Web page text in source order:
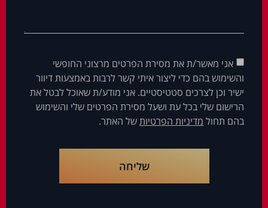
אני מאשר/ת את מסירת הפרטים מרצוני החופשי
והשימוש בהם כדי ליצור איתי קשר לרבות באמצעות דיוור
ישיר וכן לצרכים סטטיסטיים. אני מודע/ת שאוכל לבטל את
הרישום שלי בכל עת ושעל מסירת הפרטים שלי והשימוש
בהם תחול מדיניות הפרטיותשל האתר.
שליחה